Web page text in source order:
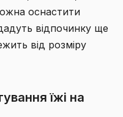
оснастити
відпочинку ще
від розміру
їжі на